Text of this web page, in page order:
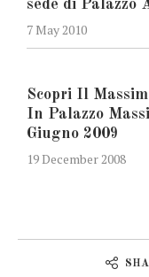
sede di Palazzo
7 May 2010
Scopri Il
In Palazzo
Giugno 2009
19 December 2008